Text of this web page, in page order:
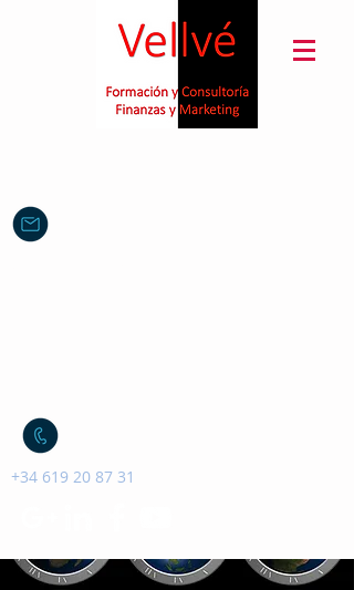
+34 619 20 87 31